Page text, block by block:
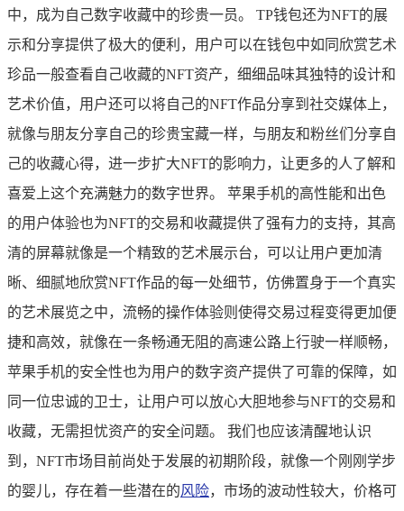
中，成为自己数字收藏中的珍贵一员。 TP钱包还为NFT的展
示和分享提供了极大的便利，用户可以在钱包中如同欣赏艺术
珍品一般查看自己收藏的NFT资产，细细品味其独特的设计和
艺术价值，用户还可以将自己的NFT作品分享到社交媒体上，
就像与朋友分享自己的珍贵宝藏一样，与朋友和粉丝们分享自
己的收藏心得，进一步扩大NFT的影响力，让更多的人了解和
喜爱上这个充满魅力的数字世界。 苹果手机的高性能和出色
的用户体验也为NFT的交易和收藏提供了强有力的支持，其高
清的屏幕就像是一个精致的艺术展示台，可以让用户更加清
晰、细腻地欣赏NFT作品的每一处细节，仿佛置身于一个真实
的艺术展览之中，流畅的操作体验则使得交易过程变得更加便
捷和高效，就像在一条畅通无阻的高速公路上行驶一样顺畅，
苹果手机的安全性也为用户的数字资产提供了可靠的保障，如
同一位忠诚的卫士，让用户可以放心大胆地参与NFT的交易和
收藏，无需担忧资产的安全问题。 我们也应该清醒地认识
到，NFT市场目前尚处于发展的初期阶段，就像一个刚刚学步
的婴儿，存在着一些潜在的风险，市场的波动性较大，价格可